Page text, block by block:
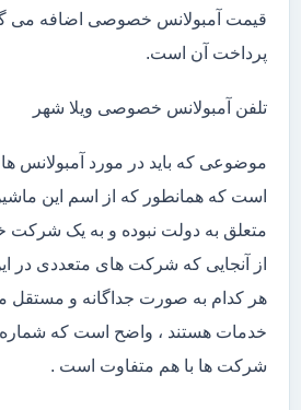
قیمت آمبولانس خصوصی اضافه می
پرداخت آن است.
تلفن آمبولانس خصوصی ویلا شهر
موضوعی که باید در مورد آمبولانس
است که همانطور که از اسم این
متعلق به دولت نبوده و به یک شرکت
از آنجایی که شرکت های متعددی در
هر کدام به صورت جداگانه و مستقل
خدمات هستند ، واضح است که شماره
شرکت ها با هم متفاوت است .